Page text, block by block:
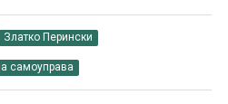
Златко Перински
самоуправа